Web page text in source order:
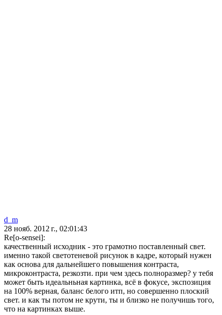
d_m
28 нояб. 2012 г., 02:01:43
Re[o-sensei]:
качественный исходник - это грамотно поставленный свет.
именно такой светотеневой рисунок в кадре, который нужен
как основа для дальнейшего повышения контраста,
микроконтраста, резкозти. при чем здесь полноразмер? у тебя
может быть идеальньная картинка, всё в фокусе, экспозиция
на 100% верная, баланс белого итп, но совершенно плоский
свет. и как ты потом не крути, ты и близко не получишь того,
что на картинках выше.